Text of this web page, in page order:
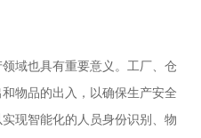
域也具有重要意义。工厂、仓
物品的出入，以确保生产安全
现智能化的人员身份识别、物